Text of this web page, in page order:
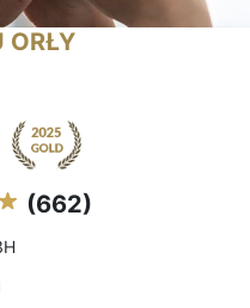
ORŁY
(662)